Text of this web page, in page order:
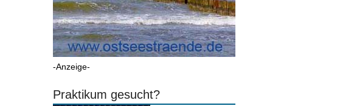
-Anzeige-
Praktikum gesucht?